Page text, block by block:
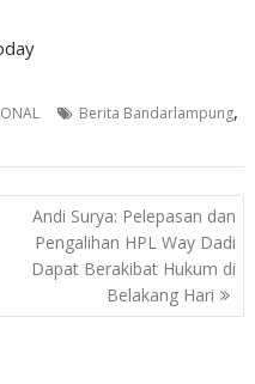
Berita Bandarlampung,
Andi Surya: Pelepasan dan
Pengalihan HPL Way Dadi
Dapat Berakibat Hukum di
Belakang Hari